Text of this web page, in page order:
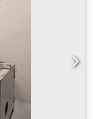
como ABS,
de un molino
El material se
de
con
tornillo es
de corte.
peso aprox.